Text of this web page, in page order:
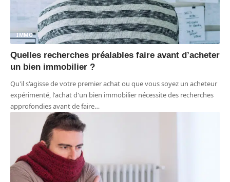
IMMO
Quelles recherches préalables faire avant d’acheter
un bien immobilier ?
Qu'il s'agisse de votre premier achat ou que vous soyez un acheteur
expérimenté, l'achat d'un bien immobilier nécessite des recherches
approfondies avant de faire…